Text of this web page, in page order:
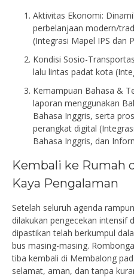
Aktivitas Ekonomi:
perbelanjaan modern/
(Integrasi Mapel IPS dan
Kondisi Sosio-
lalu lintas padat kota
Kemampuan Bahasa &
laporan menggunakan
Bahasa Inggris, serta
perangkat digital
Bahasa Inggris, dan
Kembali ke Rumah
Kaya Pengalaman
Setelah seluruh agenda
dilakukan pengecekan intensif
dipastikan telah berkumpul
bus masing-masing.
tiba kembali di Membalong
selamat, aman, dan tanpa